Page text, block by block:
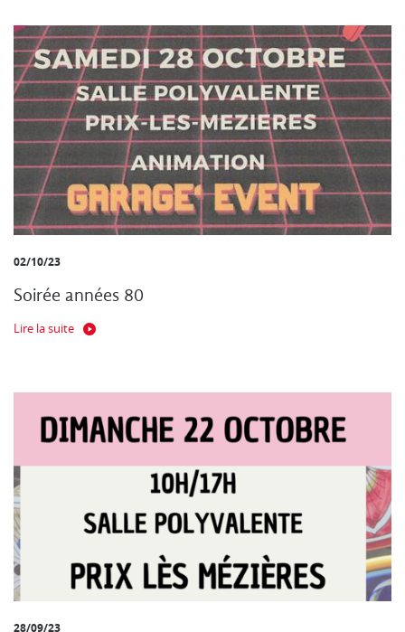
02/10/23
Soirée années 80
Lire la suite
28/09/23